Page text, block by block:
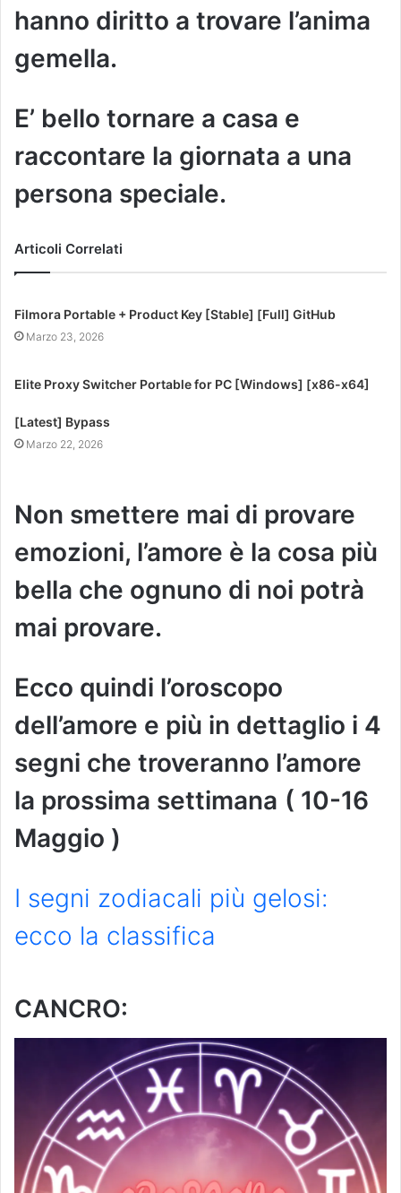
hanno diritto a trovare l’anima
gemella.
E’ bello tornare a casa e
raccontare la giornata a una
persona speciale.
Articoli Correlati
Filmora Portable + Product Key [Stable] [Full] GitHub
Marzo 23, 2026
Elite Proxy Switcher Portable for PC [Windows] [x86-x64]
[Latest] Bypass
Marzo 22, 2026
Non smettere mai di provare
emozioni, l’amore è la cosa più
bella che ognuno di noi potrà
mai provare.
Ecco quindi l’oroscopo
dell’amore e più in dettaglio i 4
segni che troveranno l’amore
la prossima settimana ( 10-16
Maggio )
I segni zodiacali più gelosi:
ecco la classifica
CANCRO: